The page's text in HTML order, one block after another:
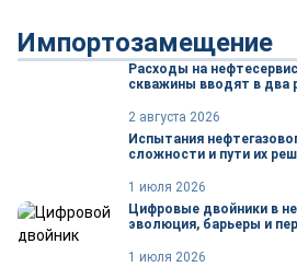
Импортозамещение
Расходы на
скважины вводят в два
2 августа 2026
Испытания
сложности и пути их
1 июля 2026
Цифровые двойники в
эволюция, барьеры и
1 июля 2026